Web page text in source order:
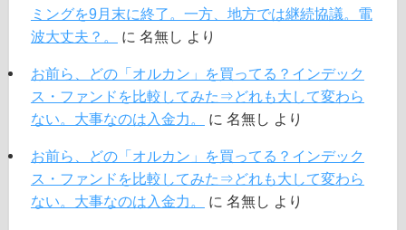
ミングを9月末に終了。一方、地方では継続協議。電
波大丈夫？。
に 名無し より
お前ら、どの「オルカン」を買ってる？インデック
ス・ファンドを比較してみた⇒どれも大して変わら
ない。大事なのは入金力。
に 名無し より
お前ら、どの「オルカン」を買ってる？インデック
ス・ファンドを比較してみた⇒どれも大して変わら
ない。大事なのは入金力。
に 名無し より